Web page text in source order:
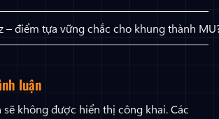
– điểm tựa vững chắc cho khung thành
luận
sẽ không được hiển thị công khai.Các